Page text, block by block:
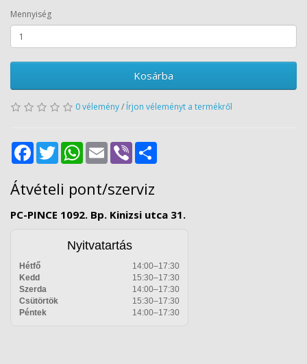
Mennyiség
Kosárba
0 vélemény/ Írjon véleményt a termékről
FacebookTwitter WhatsApp
Email Viber
Átvételi pont/szerviz
PC-PINCE 1092. Bp. Kinizsi utca 31.
Nyitvatartás
Hétfő
14:00–17:30
Kedd
15:30–17:30
Szerda
14:00–17:30
Csütörtök
15:30–17:30
Péntek
14:00–17:30